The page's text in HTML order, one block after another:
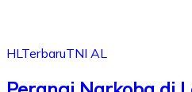
HL TerbaruTNI AL